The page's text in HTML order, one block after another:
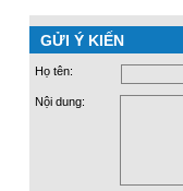
GỬI Ý KIẾN
Họ tên:
Nội dung: